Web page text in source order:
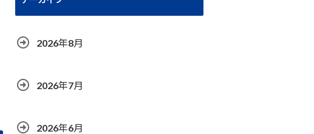
2026年8月
2026年7月
2026年6月